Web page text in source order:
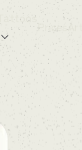
Tattoos
Prices